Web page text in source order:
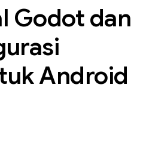
Godot dan
Android